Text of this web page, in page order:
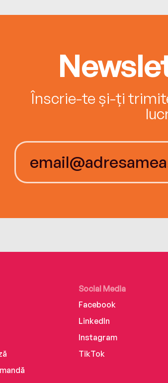
Înscrie-te și-ți
Social Media
Facebook
LinkedIn
Instagram
TikTok